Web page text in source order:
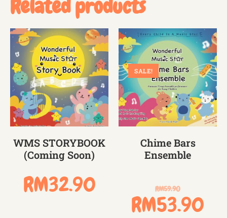
Related products
WMS STORYBOOK
(Coming Soon)
RM32.90
SALE!
Chime Bars
Ensemble
RM59.90
RM53.90